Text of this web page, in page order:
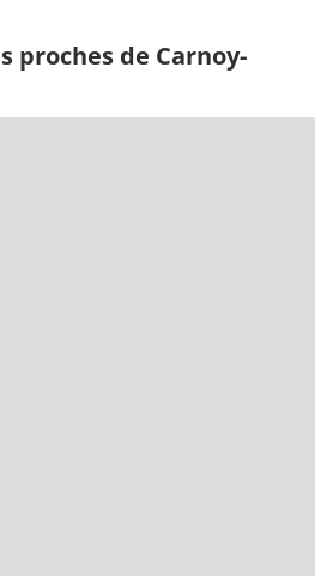
proches de Carnoy-